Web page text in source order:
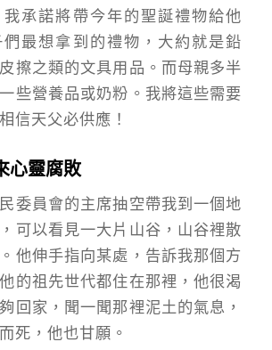
承諾將帶今年的聖誕禮物給他
最想拿到的禮物，大約就是鉛
擦之類的文具用品。而母親多半
些營養品或奶粉。我將這些需要
信天父必供應！
心靈腐敗
委員會的主席抽空帶我到一個地
可以看見一大片山谷，山谷裡散
他伸手指向某處，告訴我那個方
的祖先世代都住在那裡，他很渴
回家，聞一聞那裡泥土的氣息，
死，他也甘願。